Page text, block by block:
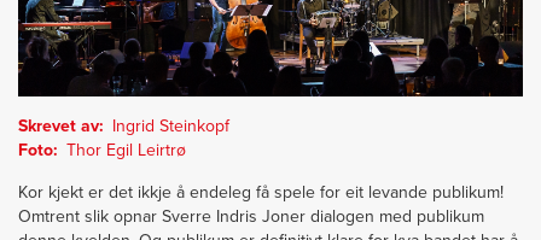
Skrevet av
Ingrid Steinkopf
Foto
Thor Egil Leirtrø
Kor kjekt er det ikkje å endeleg få spele for eit levande publikum!
Omtrent slik opnar Sverre Indris Joner dialogen med publikum